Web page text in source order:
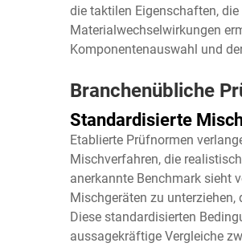
die taktilen Eigenschaften,
Materialwechselwirkungen
Komponentenauswahl und
Branchenübliche
Standardisierte
Etablierte Prüfnormen
Mischverfahren, die
anerkannte Benchmark sieht
Mischgeräten zu
Diese standardisierten
aussagekräftige Vergleiche